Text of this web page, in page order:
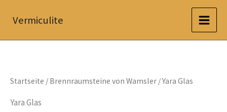
InhaltVermiculite
Startseite / Brennraumsteine von Wamsler / Yara Glas
Yara Glas